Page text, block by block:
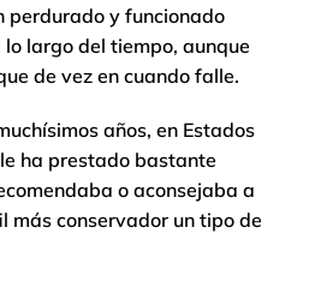
perdurado y funcionado
largo del tiempo, aunque
de vez en cuando falle.
años, en Estados
ha prestado bastante
o aconsejaba a
más conservador un tipo de